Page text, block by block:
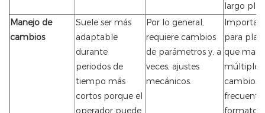
largo
Manejo de
cambios
Suele ser más
adaptable
durante
periodos de
tiempo más
cortos porque el
operador puede
Por lo general,
requiere cambios
de parámetros y, a
veces, ajustes
mecánicos.
para
que
múltiples
cambios
formato